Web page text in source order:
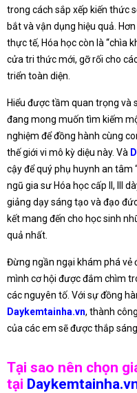
trong cách sắp xếp kiến thức
bắt và vận dụng hiệu quả.
thực tế, Hóa học còn là “chìa
cửa tri thức mới, gỡ rối cho
triển toàn diện.
Hiểu được tầm quan trọng và
đang mong muốn tìm kiếm
nghiệm để đồng hành cùng
thế giới vi mô kỳ diệu này. Và
cậy để quý phụ huynh an tâm
ngũ gia sư Hóa học cấp II, III
giảng dạy sáng tạo và đạo
kết mang đến cho học sinh
quả nhất.
Đừng ngần ngại khám phá vẻ
mình cơ hội được đắm chìm
các nguyên tố. Với sự đồng
Daykemtainha.vn, thành
của các em sẽ được thắp
Tại sao nên chọn
tại